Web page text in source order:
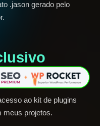
.jason gerado pelo
ao kit de plugins
meus projetos.